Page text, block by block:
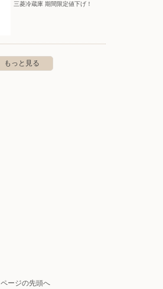
三菱冷蔵庫 期間限定値下げ！
もっと見る
ページの先頭へ